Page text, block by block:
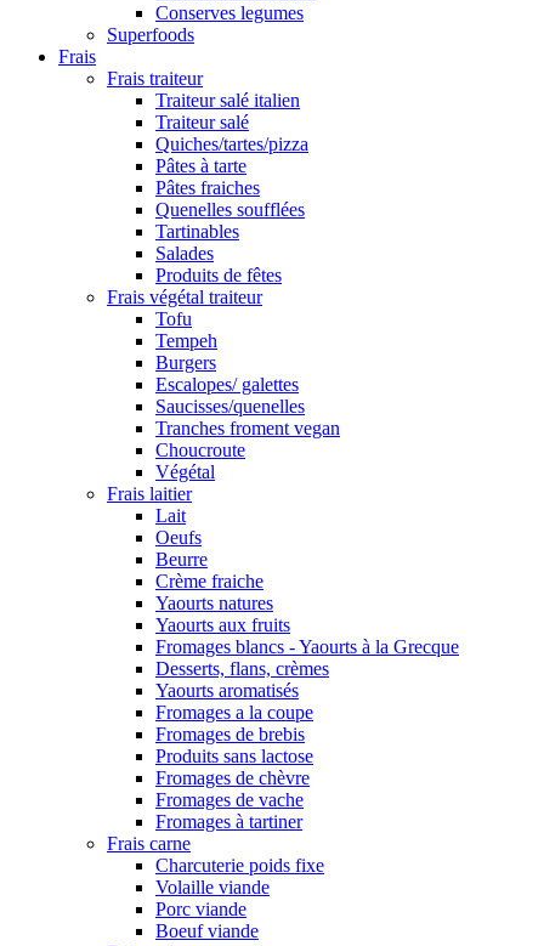
Conserves legumes
Superfoods
Frais
Frais traiteur
Traiteur salé italien
Traiteur salé
Quiches/tartes/pizza
Pâtes à tarte
Pâtes fraiches
Quenelles soufflées
Tartinables
Salades
Produits de fêtes
Frais végétal traiteur
Tofu
Tempeh
Burgers
Escalopes/ galettes
Saucisses/quenelles
Tranches froment vegan
Choucroute
Végétal
Frais laitier
Lait
Oeufs
Beurre
Crème fraiche
Yaourts natures
Yaourts aux fruits
Fromages blancs - Yaourts à la Grecque
Desserts, flans, crèmes
Yaourts aromatisés
Fromages a la coupe
Fromages de brebis
Produits sans lactose
Fromages de chèvre
Fromages de vache
Fromages à tartiner
Frais carne
Charcuterie poids fixe
Volaille viande
Porc viande
Boeuf viande